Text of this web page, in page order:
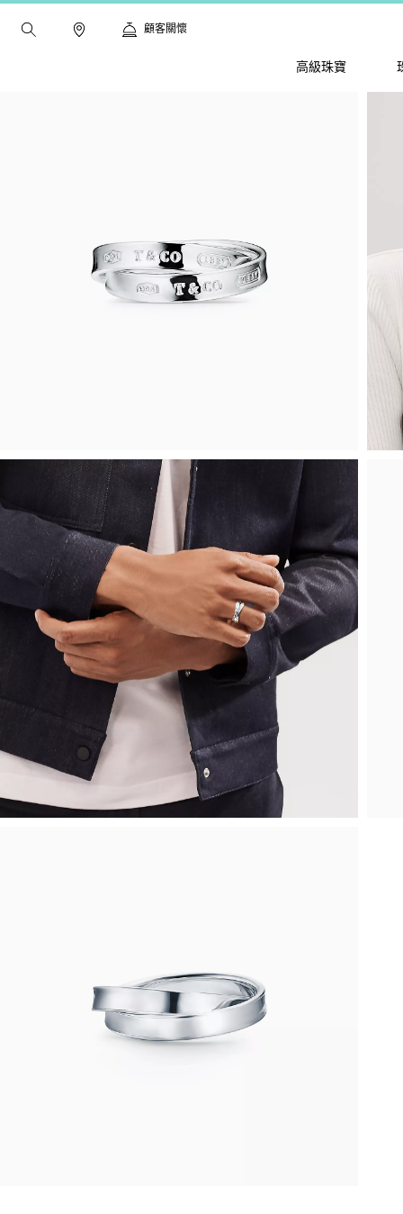
顧客關懷
高級珠寶